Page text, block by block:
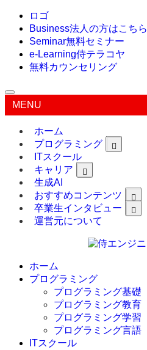
ロゴ
Business法人の方はこちら
Seminar無料セミナー
e-Learning侍テラコヤ
無料カウンセリング
MENU
ホーム
プログラミング
ITスクール
キャリア
生成AI
おすすめコンテンツ
卒業生インタビュー
運営元について
ホーム
プログラミング
プログラミング基礎
プログラミング教育
プログラミング学習
プログラミング言語
ITスクール